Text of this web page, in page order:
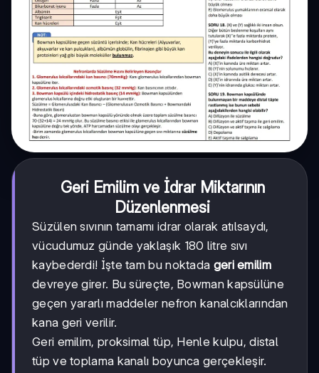
Geri Emilim ve İdrar Miktarının
Düzenlenmesi
Süzülen sıvının tamamı idrar olarak atılsaydı,
vücudumuz günde yaklaşık 180 litre sıvı
kaybederdi! İşte tam bu noktada geri emilim
devreye girer. Bu süreçte, Bowman kapsülüne
geçen yararlı maddeler nefron kanalcıklarından
kana geri verilir.
Geri emilim, proksimal tüp, Henle kulpu, distal
tüp ve toplama kanalı boyunca gerçekleşir.